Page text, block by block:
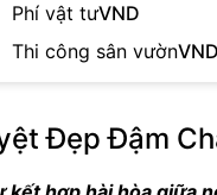
Phí vật tưVND
Thi công sân vườnVND
Đẹp Đậm